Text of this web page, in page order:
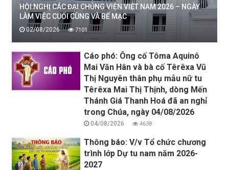
HỘI NGHỊ CÁC ĐẠI CHỦNG VIỆN VIỆT NAM 2026 – NGÀY
LÀM VIỆC CUỐI CÙNG VÀ BẾ MẠC
02/08/2026 7101
Cáo phó: Ông cố Tôma Aquinô
Mai Văn Hân và bà cố Têrêxa Vũ
Thị Nguyên thân phụ mẫu nữ tu
Têrêxa Mai Thị Thịnh, dòng Mến
Thánh Giá Thanh Hoá đã an nghỉ
trong Chúa, ngày 04/08/2026
04/08/2026 4638
Thông báo: V/v Tổ chức chương
trình lớp Dự tu nam năm 2026-
2027